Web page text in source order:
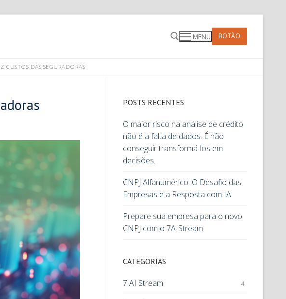
MENU BOTÃO
CUSTOS DAS SEGURADORAS
POSTS RECENTES
O maior risco na análise de crédito
não é a falta de dados. É não
conseguir transformá-los em
decisões.
CNPJ Alfanumérico: O Desafio das
Empresas e a Resposta com IA
Prepare sua empresa para o novo
CNPJ com o 7AIStream
CATEGORIAS
7 AI Stream 4